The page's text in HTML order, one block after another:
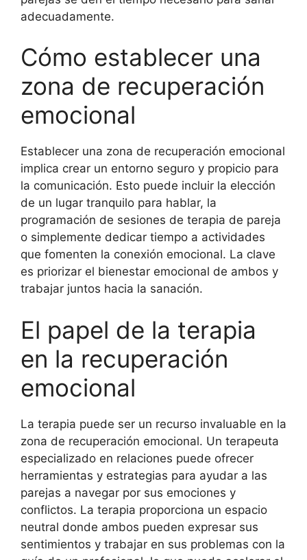
adecuadamente.
Cómo establecer una
zona de recuperación
emocional
Establecer una zona de recuperación emocional
implica crear un entorno seguro y propicio para
la comunicación. Esto puede incluir la elección
de un lugar tranquilo para hablar, la
programación de sesiones de terapia de pareja
o simplemente dedicar tiempo a actividades
que fomenten la conexión emocional. La clave
es priorizar el bienestar emocional de ambos y
trabajar juntos hacia la sanación.
El papel de la terapia
en la recuperación
emocional
La terapia puede ser un recurso invaluable en la
zona de recuperación emocional. Un terapeuta
especializado en relaciones puede ofrecer
herramientas y estrategias para ayudar a las
parejas a navegar por sus emociones y
conflictos. La terapia proporciona un espacio
neutral donde ambos pueden expresar sus
sentimientos y trabajar en sus problemas con la